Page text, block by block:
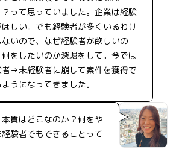
？って思っていました。企業は経験
しい。でも経験者が多くいるわけ
ないので、なぜ経験者が欲しいの
何をしたいのか深堀をして。今では
者→未経験者に崩して案件を獲得で
うになってきました。
質はどこなのか？何をや
験者でもできることって